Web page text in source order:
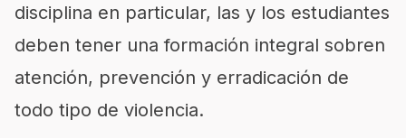
disciplina en particular, las y los estudiantes
deben tener una formación integral sobren
atención, prevención y erradicación de
todo tipo de violencia.